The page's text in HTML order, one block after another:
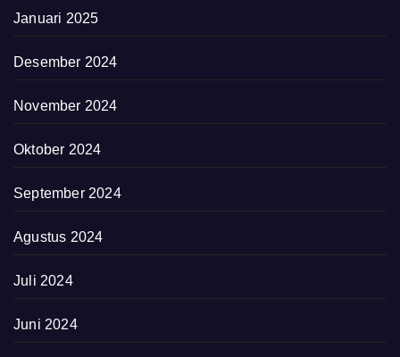
Januari 2025
Desember 2024
November 2024
Oktober 2024
September 2024
Agustus 2024
Juli 2024
Juni 2024